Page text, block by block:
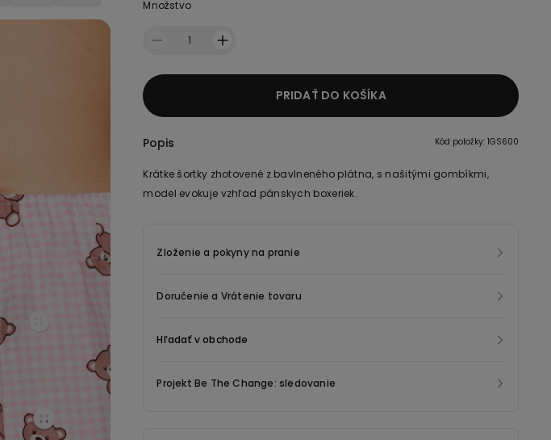
Množstvo
1
PRIDAŤ DO KOŠÍKA
Popis Kód položky: 1GS600
Krátke šortky zhotovené z bavlneného plátna, s našitými gombíkmi,
model evokuje vzhľad pánskych boxeriek.
Zloženie a pokyny na pranie
Doručenie a Vrátenie tovaru
Hľadať v obchode
Projekt Be The Change: sledovanie